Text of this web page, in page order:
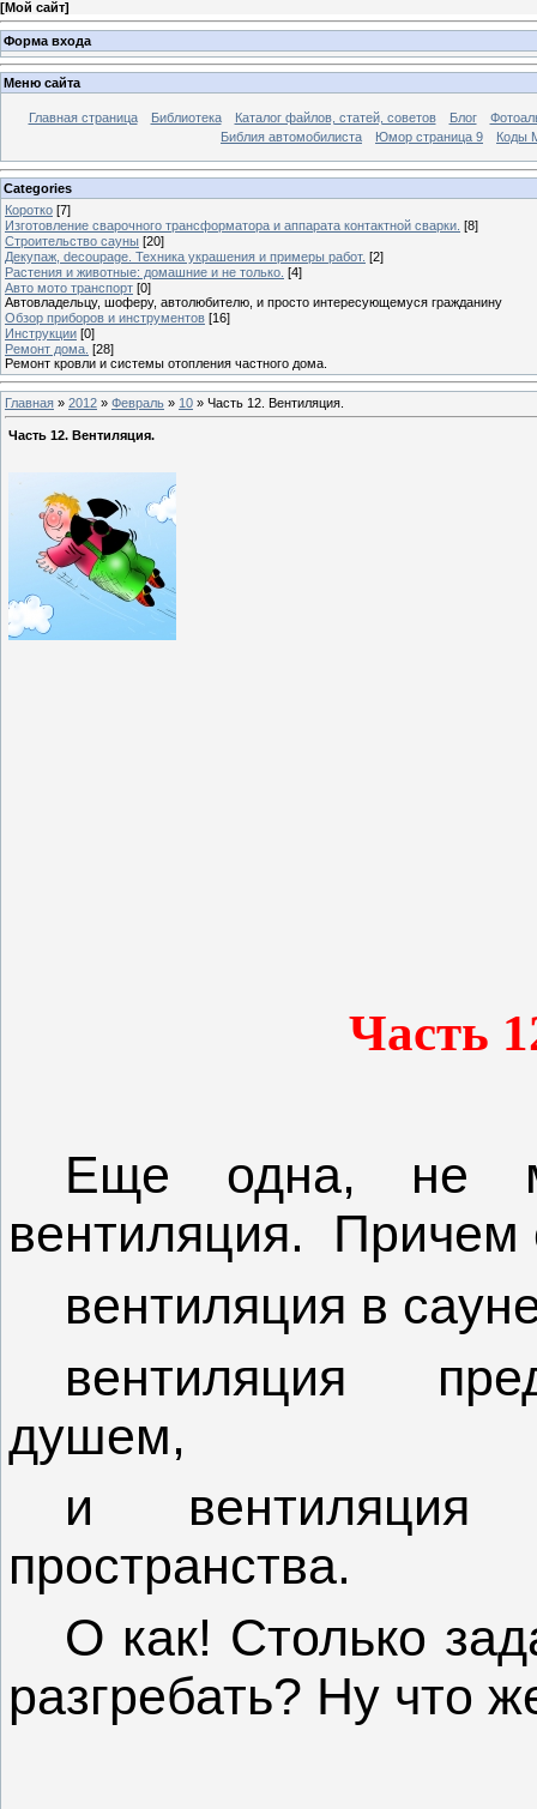
[Мой сайт]
Форма входа
Меню сайта
Главная страница Библиотека Каталог файлов, статей, советов Блог
Библия автомобилиста
Юмор страница 9 Коды
Categories
Коротко [7]
Изготовление сварочного трансформатора и аппарата контактной сварки. [8]
Строительство сауны [20]
Декупаж, decoupage. Техника украшения и примеры работ. [2]
Растения и животные: домашние и не только. [4]
Авто мото транспорт [0]
Автовладельцу, шоферу, автолюбителю, и просто интересующемуся гражданину
Обзор приборов и инструментов [16]
Инструкции [0]
Ремонт дома. [28]
Ремонт кровли и системы отопления частного дома.
Главная » 2012 » Февраль » 10 » Часть 12. Вентиляция.
Часть 12. Вентиляция.
Часть
Еще одна, не
вентиляция. Причем
вентиляция в
вентиляция
душем,
и вентиляция
пространства.
О как! Столько
разгребать? Ну что